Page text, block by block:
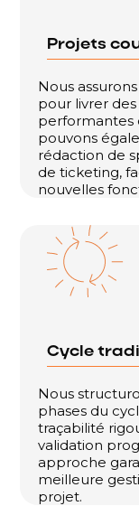
Projets
Nous
pour livrer
performantes
pouvons
rédaction de
de ticketing,
nouvelles
Cycle
Nous
phases du
traçabilité
validation
approche
meilleure
projet.